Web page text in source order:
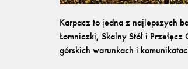
Karpacz to jedna z najlepszych
Łomniczki, Skalny Stół i
górskich warunkach i